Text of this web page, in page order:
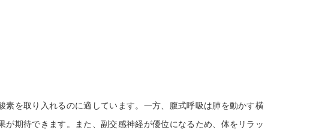
を取り入れるのに適しています。一方、腹式呼吸は肺を動かす横
期待できます。また、副交感神経が優位になるため、体をリラッ